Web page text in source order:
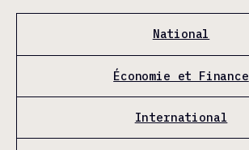
National
Économie et Finance
International